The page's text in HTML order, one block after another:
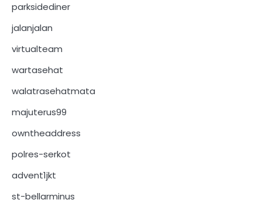
parksidediner
jalanjalan
virtualteam
wartasehat
walatrasehatmata
majuterus99
owntheaddress
polres-serkot
advent1jkt
st-bellarminus